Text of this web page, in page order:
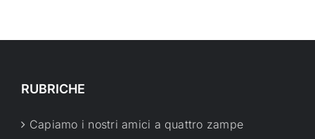
RUBRICHE
Capiamo i nostri amici a quattro zampe